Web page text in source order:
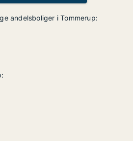
andelsboliger i Tommerup: